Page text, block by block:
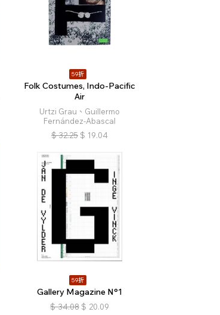
59折
Folk Costumes, Indo-Pacific
Air
Urtzi Grau、Guillermo
Fernández-Abascal
$ 32.25 $ 19.04
59折
Gallery Magazine N°1
$ 34.08 $ 20.09